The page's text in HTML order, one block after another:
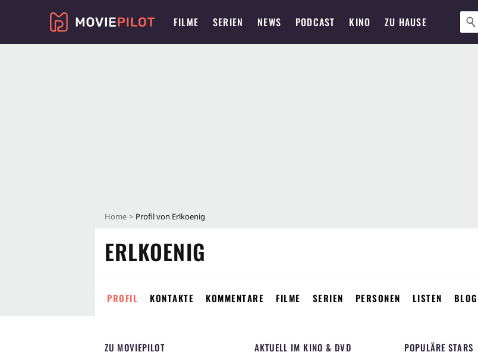
FILME SERIEN NEWS PODCAST KINO ZU HAUSE
Home Profil von Erlkoenig
ERLKOENIG
PROFIL KONTAKTE KOMMENTARE FILME SERIEN PERSONEN LISTEN BLOG
ZU MOVIEPILOT AKTUELL IM KINO & DVD POPULÄRE STARS